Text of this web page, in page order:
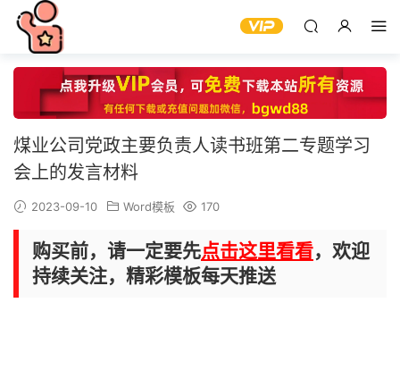
煤业公司党政主要负责人读书班第二专题学习
会上的发言材料
2023-09-10 Word模板 170
购买前，请一定要先点击这里看看，欢迎
持续关注，精彩模板每天推送